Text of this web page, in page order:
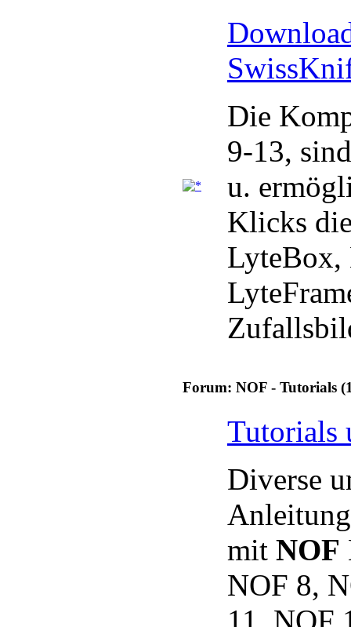
Die
9-13,
u.
Klicks
LyteBox,
Forum: NOF - Tutorials
Tutorials
Diverse
mit NOF
NOF 8,